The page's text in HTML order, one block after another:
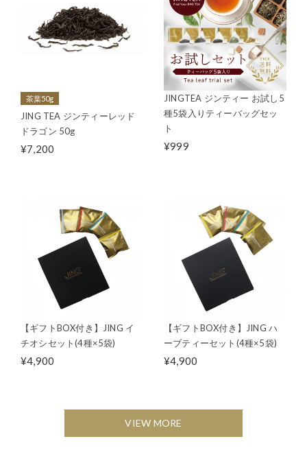
茶葉50g
JING TEA ジンティーレッド
ドラゴン 50g
¥7,200
JINGTEA ジンティー お試し5
種5袋入りティーバッグセッ
ト
¥999
【ギフトBOX付き】JING イ
チオシセット(4種×5袋)
¥4,900
【ギフトBOX付き】JING ハ
ーブティーセット(4種×5袋)
¥4,900
VIEW MORE